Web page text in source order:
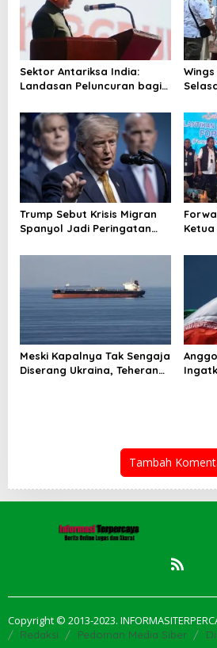
i
p
o
s
Sektor Antariksa India:
Landasan Peluncuran bagi
Trump Sebut Krisis Migran
Spanyol Jadi Peringatan
di
Meski Kapalnya Tak Sengaja
Diserang Ukraina, Teheran
Tambah
Copyright © 2013-2023.
Redaksi Pedoman Media Siber